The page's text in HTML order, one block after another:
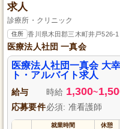
求人
診療所・クリニック
住所 香川県木田郡三木町井戸526-1
医療法人社団 一真会
医療法人社団一真会 大
ト・アルバイト求人
給与 時給 1,300~
応募要件必須: 准看護師
就業時間 休憩